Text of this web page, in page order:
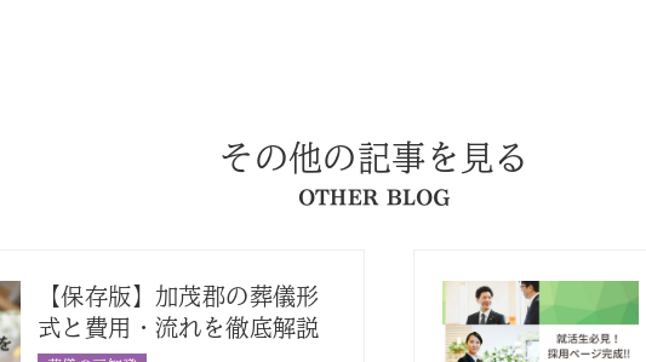
その他の記事を見る
OTHER BLOG
【保存版】加茂郡の葬儀形
式と費用・流れを徹底解説